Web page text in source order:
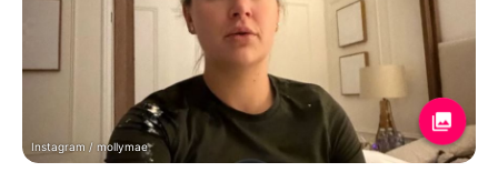
Instagram / mollymae